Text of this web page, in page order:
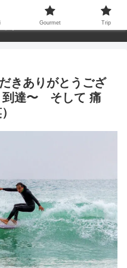
きありがとうござ
到達〜 そして 痛
Gourmet Trip